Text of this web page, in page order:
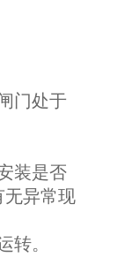
门处于
装是否
无异常现
转。